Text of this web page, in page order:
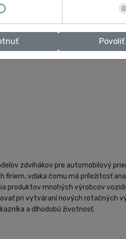
zdvihákov pre automobilový
firiem, vďaka čomu má príležitosť
produktov mnohých výrobcov
pri vytváraní nových rotačných
a dlhodobú životnosť.